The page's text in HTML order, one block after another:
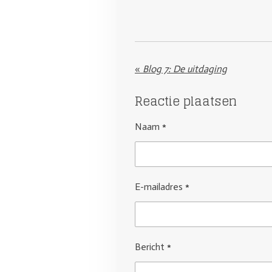
« Blog 7: De uitdaging
Reactie plaatsen
Naam *
E-mailadres *
Bericht *